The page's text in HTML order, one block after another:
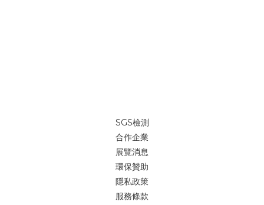
SGS檢測
合作企業
展覽消息
環保贊助
隱私政策
服務條款